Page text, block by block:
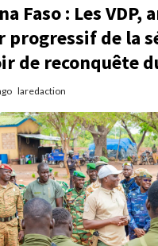
Faso : Les VDP,
progressif de la
de reconquête
laredaction